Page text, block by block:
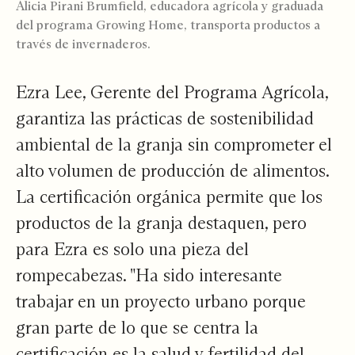
Alicia Pirani Brumfield, educadora agrícola y graduada
del programa Growing Home, transporta productos a
través de invernaderos.
Ezra Lee, Gerente del Programa Agrícola,
garantiza las prácticas de sostenibilidad
ambiental de la granja sin comprometer el
alto volumen de producción de alimentos.
La certificación orgánica permite que los
productos de la granja destaquen, pero
para Ezra es solo una pieza del
rompecabezas. "Ha sido interesante
trabajar en un proyecto urbano porque
gran parte de lo que se centra la